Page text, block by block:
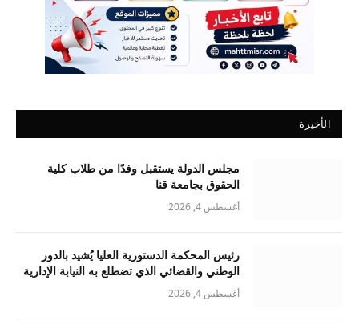
الأخيرة
مجلس الدولة يستقبل وفدًا من طلاب كلية
الحقوق بجامعة قنا
أغسطس 4, 2026
رئيس المحكمة الدستورية العليا يُشيد بالدور
الوطني والقضائي الذي تضطلع به النيابة الإدارية
أغسطس 4, 2026